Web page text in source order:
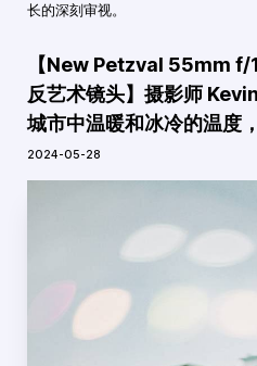
长的深刻审视。
【New Petzval 55mm f/
反艺术镜头】摄影师
城市中温暖和冰冷的温度
2024-05-28